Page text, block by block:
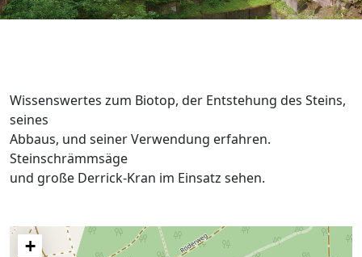
Wissenswertes zum Biotop, der Entstehung des Steins,
seines
Abbaus, und seiner Verwendung erfahren.
Steinschrämmsäge
und große Derrick-Kran im Einsatz sehen.
+